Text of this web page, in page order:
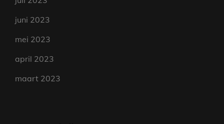
juni 2023
mei 2023
april 2023
maart 2023